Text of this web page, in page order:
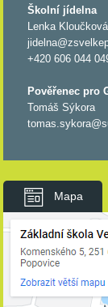
Školní jídelna
Lenka
+420 606 044
Pověřenec pro
Tomáš Sýkora
Mapa